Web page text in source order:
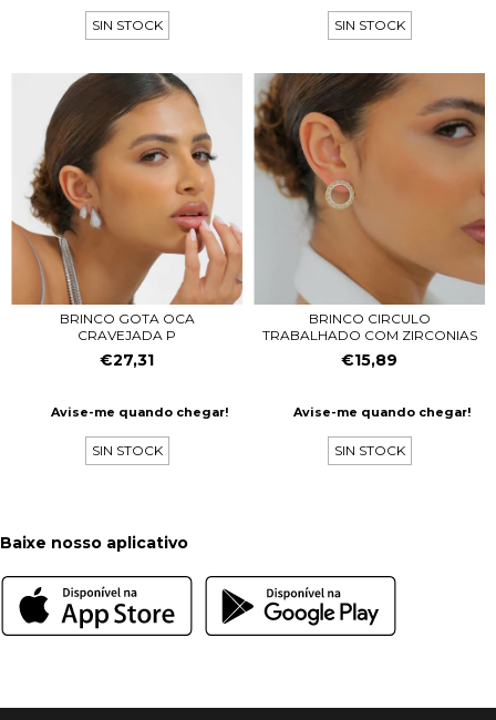
SIN STOCK SIN STOCK
BRINCO GOTA OCA
CRAVEJADA P
€27,31
Avise-me quando chegar!
SIN STOCK
BRINCO CIRCULO
TRABALHADO COM ZIRCONIAS
€15,89
Avise-me quando chegar!
SIN STOCK
Baixe nosso aplicativo